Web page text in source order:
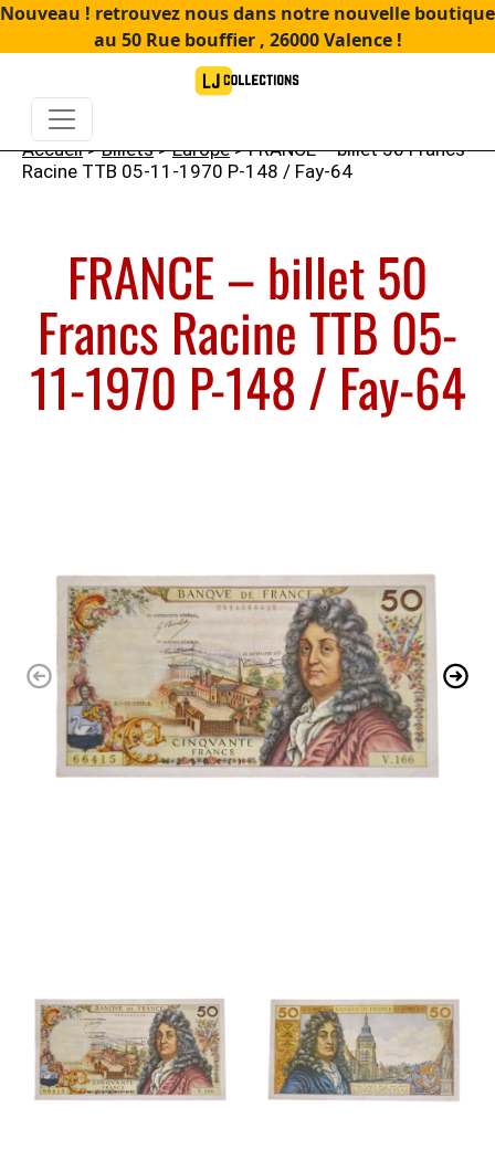
Nouveau ! retrouvez nous dans notre nouvelle boutique
au 50 Rue bouffier , 26000 Valence !
Accueil>Billets>Europe> FRANCE – billet 50 Francs
Racine TTB 05-11-1970 P-148 / Fay-64
FRANCE – billet 50
Francs Racine TTB 05-
11-1970 P-148 / Fay-64